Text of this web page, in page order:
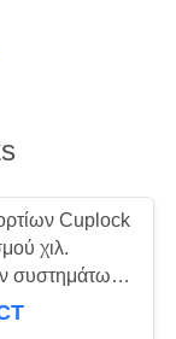
Cuplock
χιλ.
συστημάτων
-